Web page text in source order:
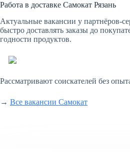
Работа в доставке Самокат Рязань
Актуальные вакансии у партнёров-
быстро доставлять заказы до
годности продуктов.
Рассматривают соискателей без
→ Все вакансии Самокат